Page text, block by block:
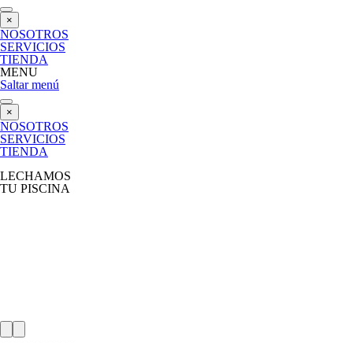
×
NOSOTROS
SERVICIOS
TIENDA
MENU
Saltar menú
×
NOSOTROS
SERVICIOS
TIENDA
LECHAMOS
TU PISCINA